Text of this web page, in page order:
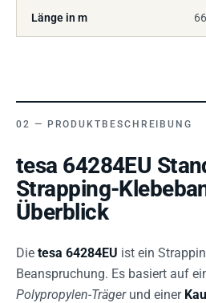
Länge in m 66
PRODUKTBESCHREIBUNG
tesa 64284EU
Strapping-
Überblick
Die tesa 64284EU ist ein
Beanspruchung. Es basiert auf
Polypropylen-Trägerund einer